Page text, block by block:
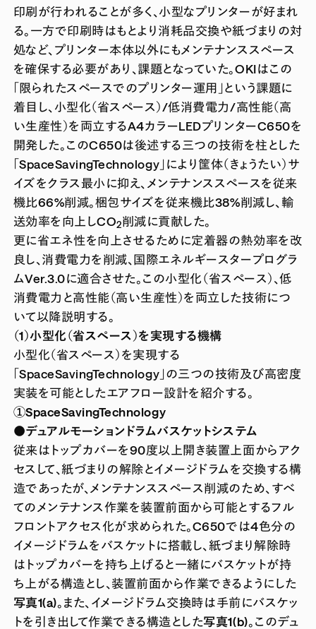
印刷が行われることが多く、小型なプリンターが好まれ
る。一方で印刷時はもとより消耗品交換や紙づまりの対
処など、プリンター本体以外にもメンテナンススペース
を確保する必要があり、課題となっていた。OKIはこの
「限られたスペースでのプリンター運用」という課題に
着目し、小型化（省スペース）/低消費電力/高性能（高
い生産性）を両立するA4カラーLEDプリンターC650を
開発した。このC650は後述する三つの技術を柱とした
「SpaceSavingTechnology」により筐体（きょうたい）サ
イズをクラス最小に抑え、メンテナンススペースを従来
機比66%削減。梱包サイズを従来機比38%削減し、輸
送効率を向上しCO2削減に貢献した。
更に省エネ性を向上させるために定着器の熱効率を改
良し、消費電力を削減、国際エネルギースタープログラ
ムVer.3.0に適合させた。この小型化（省スペース）、低
消費電力と高性能（高い生産性）を両立した技術につ
いて以降説明する。
（1）小型化（省スペース）を実現する機構
小型化（省スペース）を実現する
「SpaceSavingTechnology」の三つの技術及び高密度
実装を可能としたエアフロー設計を紹介する。
①SpaceSavingTechnology
●デュアルモーションドラムバスケットシステム
従来はトップカバーを90度以上開き装置上面からアク
セスして、紙づまりの解除とイメージドラムを交換する構
造であったが、メンテナンススペース削減のため、すべ
てのメンテナンス作業を装置前面から可能とするフル
フロントアクセス化が求められた。C650では4色分の
イメージドラムをバスケットに搭載し、紙づまり解除時
はトップカバーを持ち上げると一緒にバスケットが持
ち上がる構造とし、装置前面から作業できるようにした
写真1(a)。また、イメージドラム交換時は手前にバスケッ
トを引き出して作業できる構造とした写真1(b)。このデュ